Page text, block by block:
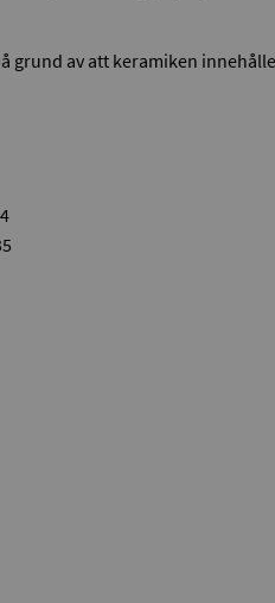
grund av att keramiken